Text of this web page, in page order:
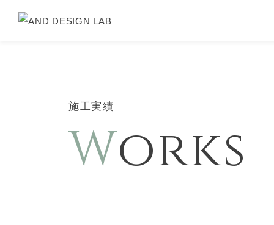
施工実績
Works